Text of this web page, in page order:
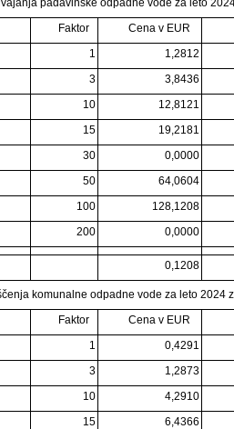
padavinske odpadne vode za leto
Faktor Cena v EUR
1 1,2812
3 3,8436
10 12,8121
15 19,2181
30 0,0000
50 64,0604
100 128,1208
200 0,0000
0,1208
komunalne odpadne vode za leto 2024
Faktor Cena v EUR
1 0,4291
3 1,2873
10 4,2910
15 6,4366